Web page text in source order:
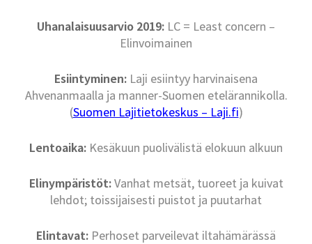
Uhanalaisuusarvio 2019: LC = Least concern –
Elinvoimainen
Esiintyminen: Laji esiintyy harvinaisena
Ahvenanmaalla ja manner-Suomen etelärannikolla.
(Suomen Lajitietokeskus – Laji.fi)
Lentoaika: Kesäkuun puolivälistä elokuun alkuun
Elinympäristöt:Vanhat metsät, tuoreet ja kuivat
lehdot; toissijaisesti puistot ja puutarhat
Elintavat: Perhoset parveilevat iltahämärässä